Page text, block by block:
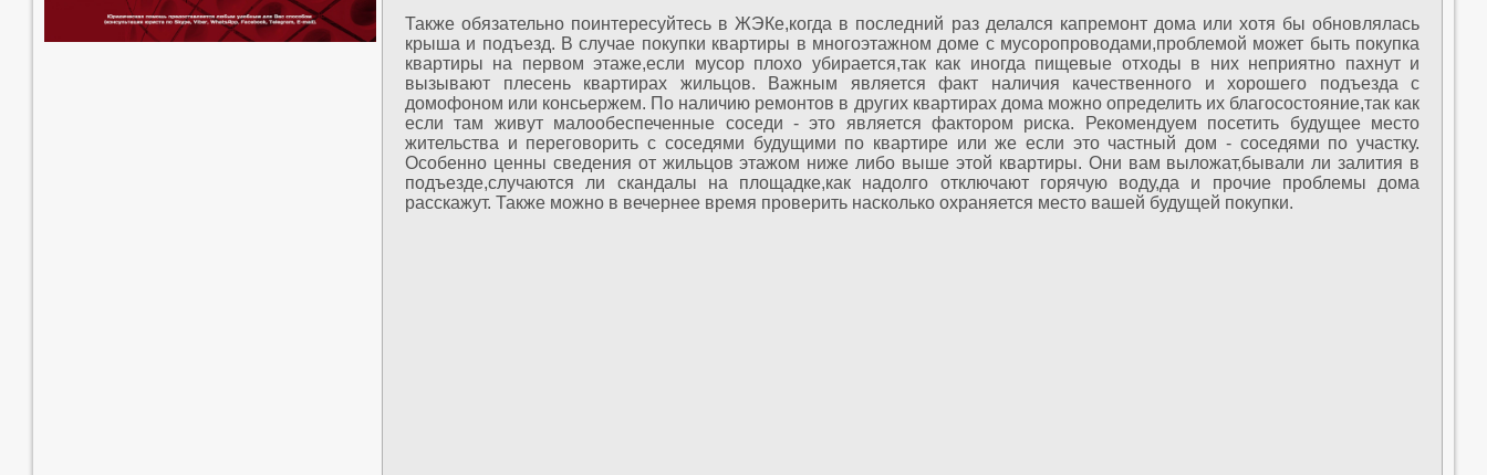
Также обязательно поинтересуйтесь в ЖЭКе,когда в последний раз делался капремонт дома или хотя бы обновлялась
крыша и подъезд. В случае покупки квартиры в многоэтажном доме с мусоропроводами,проблемой может быть покупка
квартиры на первом этаже,если мусор плохо убирается,так как иногда пищевые отходы в них неприятно пахнут и
вызывают плесень квартирах жильцов. Важным является факт наличия качественного и хорошего подъезда с
домофоном или консьержем. По наличию ремонтов в других квартирах дома можно определить их благосостояние,так как
если там живут малообеспеченные соседи - это является фактором риска. Рекомендуем посетить будущее место
жительства и переговорить с соседями будущими по квартире или же если это частный дом - соседями по участку.
Особенно ценны сведения от жильцов этажом ниже либо выше этой квартиры. Они вам выложат,бывали ли залития в
подъезде,случаются ли скандалы на площадке,как надолго отключают горячую воду,да и прочие проблемы дома
расскажут. Также можно в вечернее время проверить насколько охраняется место вашей будущей покупки.